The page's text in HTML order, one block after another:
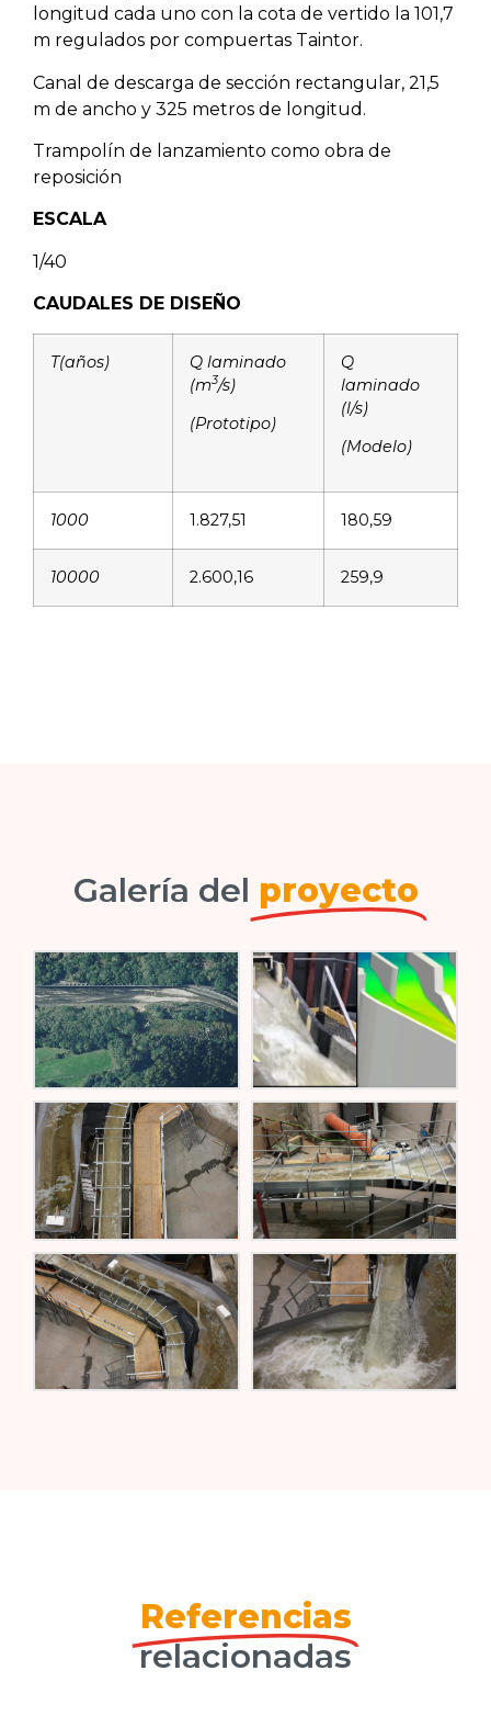
longitud cada uno con la cota de vertido la 101,7
m regulados por compuertas Taintor.
Canal de descarga de sección rectangular, 21,5
m de ancho y 325 metros de longitud.
Trampolín de lanzamiento como obra de
reposición
ESCALA
1/40
CAUDALES DE DISEÑO
T(años)
Q laminado
(m3/s)
(Prototipo)
Q
laminado
(l/s)
(Modelo)
1000 1.827,51 180,59
10000 2.600,16 259,9
Galería del proyecto
Referencias
relacionadas